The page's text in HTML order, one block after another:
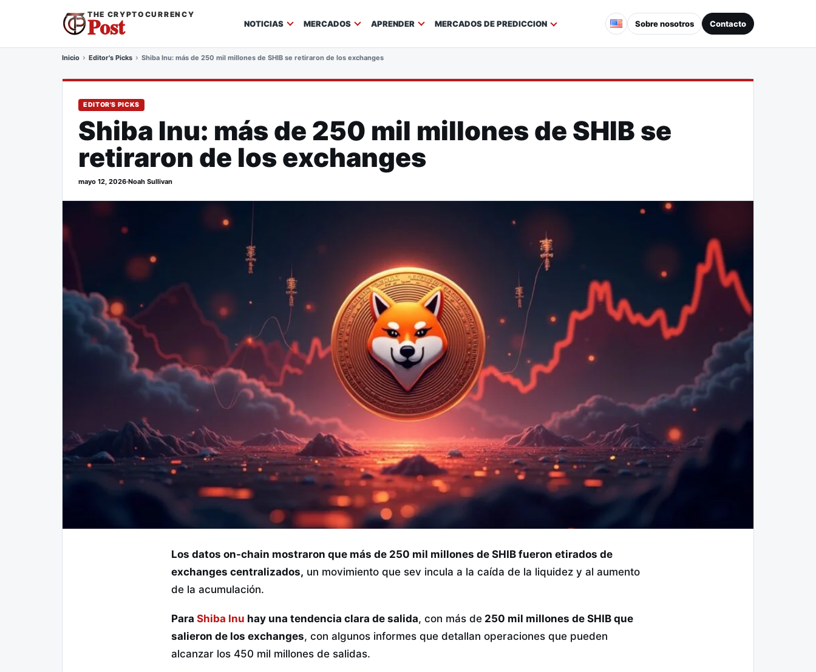
THE CRYPTOCURRENCY
Post NOTICIAS MERCADOS APRENDER MERCADOS DE PREDICCION Sobre nosotros Contacto
Inicio Editor's Picks Shiba Inu: más de 250 mil millones de SHIB se retiraron de los exchanges
EDITOR'S PICKS
Shiba Inu: más de 250 mil millones de SHIB se
retiraron de los exchanges
mayo 12, 2026·Noah Sullivan
Los datos on-chain mostraron que más de 250 mil millones de SHIB fueron etirados de
exchanges centralizados, un movimiento que sev incula a la caída de la liquidez y al aumento
de la acumulación.
Para Shiba Inu hay una tendencia clara de salida, con más de 250 mil millones de SHIB que
salieron de los exchanges, con algunos informes que detallan operaciones que pueden
alcanzar los 450 mil millones de salidas.